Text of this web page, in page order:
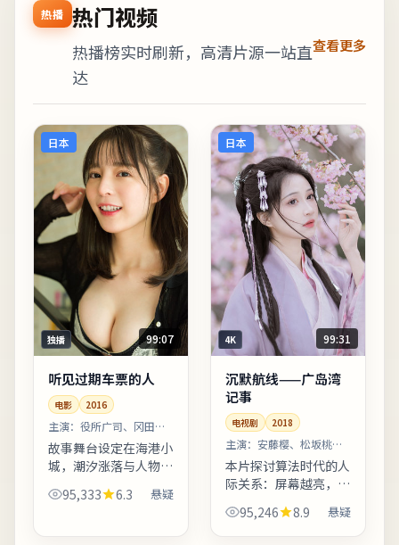
热播 热门视频
热播榜实时刷新，高清片源一站直
达
查看更多
日本
独播 99:07
听见过期车票的人
电影 2016
主演： 役所广司、冈田准
一 等
故事舞台设定在海港小
城，潮汐涨落与人物命
运形成隐性呼应。亲情
线处理含蓄，几场餐桌
95,333 6.3 悬疑
日本
4K 99:31
沉默航线——广岛湾
记事
电视剧 2018
主演： 安藤樱、松坂桃李
等
本片探讨算法时代的人
际关系：屏幕越亮，误
解越深。字幕翻译兼顾
口语与文学性，便于不
95,246 8.9 悬疑